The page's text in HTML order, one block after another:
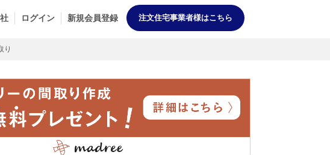
ログイン 新規会員登録 注文住宅事業者様はこちら
り